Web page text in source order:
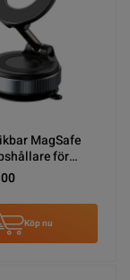
MagSafe
för
Köp nu